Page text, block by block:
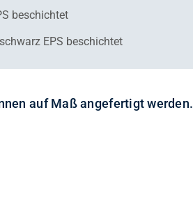
beschichtet
EPS beschichtet
auf Maß angefertigt werden.